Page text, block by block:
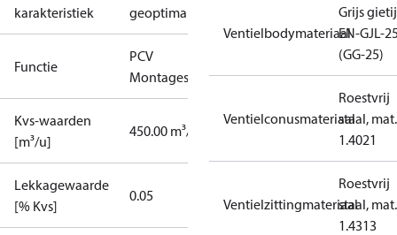
karakteristiek geoptimaliseerd
Functie
PCV
Montageset
Kvs-waarden
[m³/u]
450.00 m³/h
Lekkagewaarde
[% Kvs]
0.05
Ventielbodymateriaal
Grijs
EN-GJL-
(GG-25)
Ventielconusmateriaal
Roestvrij
staal,
1.4021
Ventielzittingmateriaal
Roestvrij
staal,
1.4313